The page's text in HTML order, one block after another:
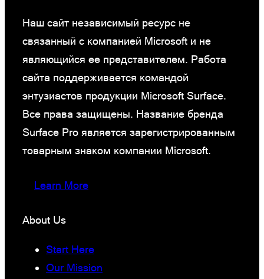
Наш сайт независимый ресурс не
связанный с компанией Microsoft и не
являющийся ее представителем. Работа
сайта поддерживается командой
энтузиастов продукции Microsoft Surface.
Все права защищены. Название бренда
Surface Pro является зарегистрированным
товарным знаком компании Microsoft.
Learn More
About Us
Start Here
Our Mission